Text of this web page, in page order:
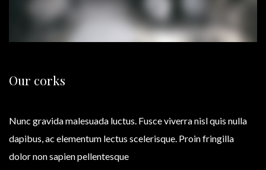
Our corks
Nunc gravida malesuada luctus. Fusce viverra nisl quis nulla
dapibus, ac elementum lectus scelerisque. Proin fringilla
dolor non sapien pellentesque